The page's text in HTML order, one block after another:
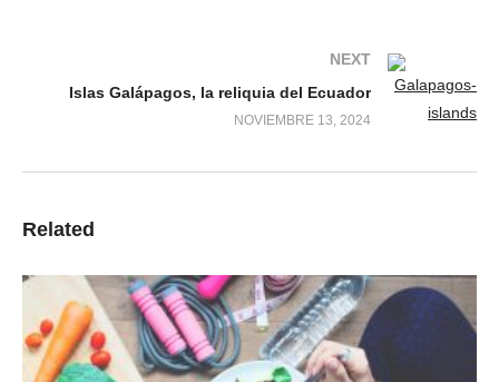
NEXT
Islas Galápagos, la reliquia del Ecuador
NOVIEMBRE 13, 2024
Related